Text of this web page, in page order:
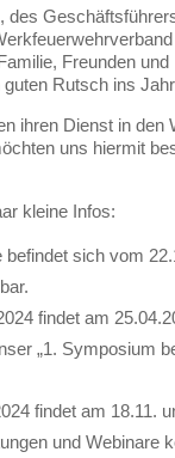
des
Freunden
Rutsch ins
ihren Dienst in
uns hiermit
kleine Infos:
sich vom
findet am
„1. Symposium
findet am 18.11.
und Webinare